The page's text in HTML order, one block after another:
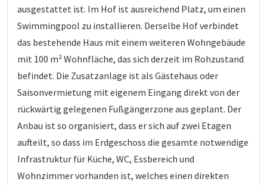
ausgestattet ist. Im Hof ist ausreichend Platz, um einen
Swimmingpool zu installieren. Derselbe Hof verbindet
das bestehende Haus mit einem weiteren Wohngebäude
mit 100 m² Wohnfläche, das sich derzeit im Rohzustand
befindet. Die Zusatzanlage ist als Gästehaus oder
Saisonvermietung mit eigenem Eingang direkt von der
rückwärtig gelegenen Fußgängerzone aus geplant. Der
Anbau ist so organisiert, dass er sich auf zwei Etagen
aufteilt, so dass im Erdgeschoss die gesamte notwendige
Infrastruktur für Küche, WC, Essbereich und
Wohnzimmer vorhanden ist, welches einen direkten